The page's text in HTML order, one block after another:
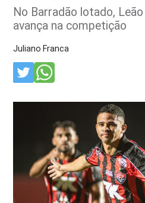
No Barradão lotado,
avança na competição
Juliano Franca